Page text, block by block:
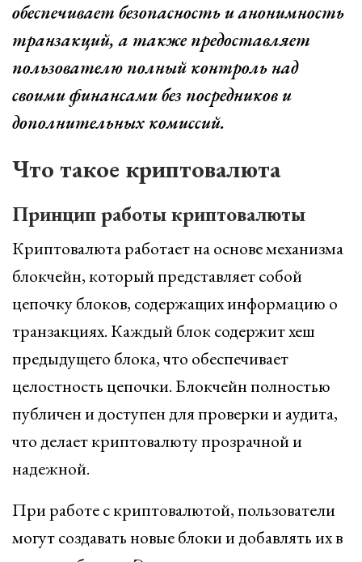
обеспечивает безопасность и анонимность
транзакций, а также предоставляет
пользователю полный контроль над
своими финансами без посредников и
дополнительных комиссий.
Что такое криптовалюта
Принцип работы криптовалюты
Криптовалюта работает на основе механизма
блокчейн, который представляет собой
цепочку блоков, содержащих информацию о
транзакциях. Каждый блок содержит хеш
предыдущего блока, что обеспечивает
целостность цепочки. Блокчейн полностью
публичен и доступен для проверки и аудита,
что делает криптовалюту прозрачной и
надежной.
При работе с криптовалютой, пользователи
могут создавать новые блоки и добавлять их в